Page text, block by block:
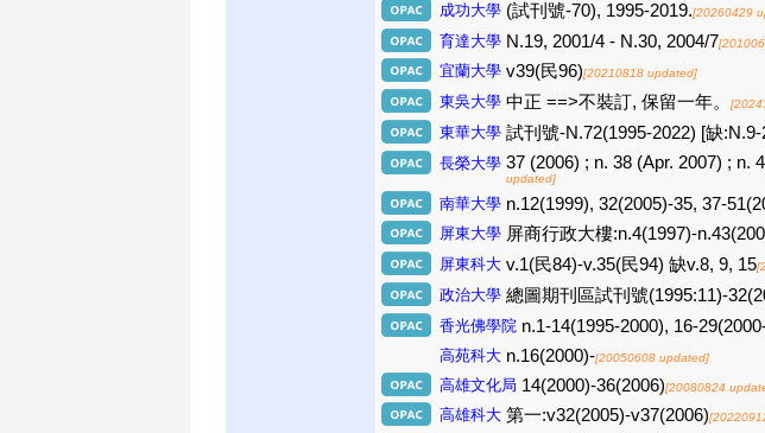
成功大學 (試刊號-70), 1995-2019.[20260429
育達大學 N.19, 2001/4 - N.30, 2004/7
宜蘭大學 v39(民96)[20210818 updated]
東吳大學 中正 ==>不裝訂, 保留一年。
東華大學 試刊號-N.72(1995-2022) [缺
長榮大學 37 (2006) ; n. 38 (Apr. 2007) ; n.
updated]
南華大學 n.12(1999), 32(2005)-35, 37-
屏東大學 屏商行政大樓:n.4(1997)-
屏東科大 v.1(民84)-v.35(民94) 缺v.8, 9, 15
政治大學 總圖期刊區試刊號(1995:11)-
香光佛學院 n.1-14(1995-2000), 16-
高苑科大 n.16(2000)-[20050608 updated]
高雄文化局 14(2000)-36(2006)[20080824
高雄科大 第一:v32(2005)-v37(2006)